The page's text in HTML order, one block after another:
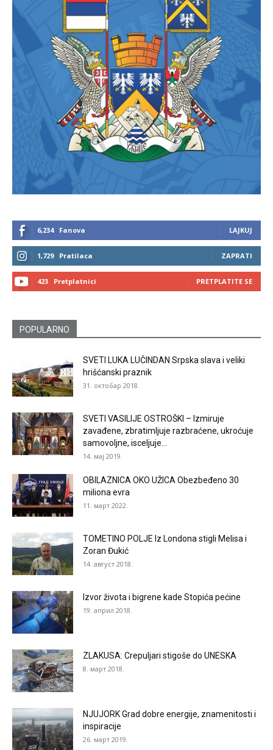
6,234 Fanova LAJKUJ
1,729 Pratilaca ZAPRATI
423 Pretplatnici PRETPLATITE SE
POPULARNO
SVETI LUKA LUČINDAN Srpska slava i veliki
hrišćanski praznik
31. октобар 2018.
SVETI VASILIJE OSTROŠKI – Izmiruje
zavađene, zbratimljuje razbraćene, ukroćuje
samovoljne, isceljuje...
14. мај 2019.
OBILAZNICA OKO UŽICA Obezbeđeno 30
miliona evra
11. март 2022.
TOMETINO POLJE Iz Londona stigli Melisa i
Zoran Đukić
14. август 2018.
Izvor života i bigrene kade Stopića pećine
19. април 2018.
ZLAKUSA: Crepuljari stigoše do UNESKA
8. март 2018.
NJUJORK Grad dobre energije, znamenitosti i
inspiracije
26. март 2019.